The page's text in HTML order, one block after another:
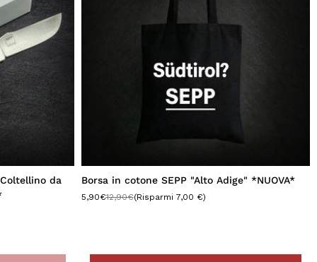
da
Borsa in cotone SEPP "Alto Adige" *NUOVA*
5,90€12,90€(Risparmi 7,00 €)